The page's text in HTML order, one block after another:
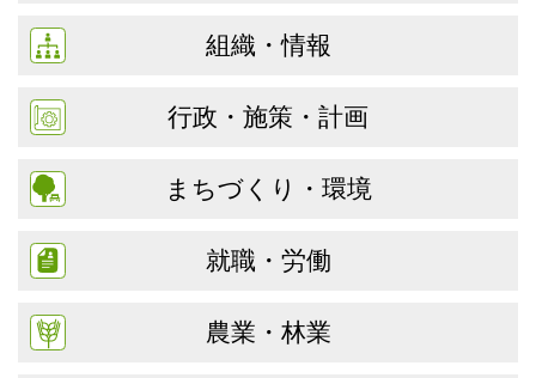
組織・情報
行政・施策・計画
まちづくり・環境
就職・労働
農業・林業